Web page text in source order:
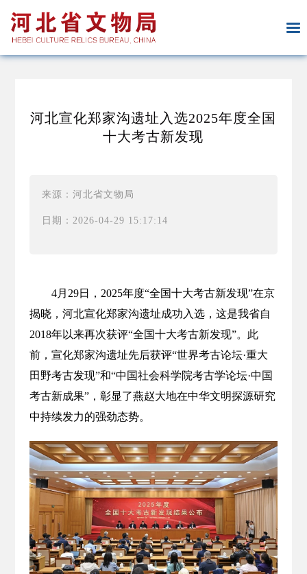
河北宣化郑家沟遗址入选2025年度全国
十大考古新发现
来源：河北省文物局
日期：2026-04-29 15:17:14
4月29日，2025年度“全国十大考古新发现”在京
揭晓，河北宣化郑家沟遗址成功入选，这是我省自
2018年以来再次获评“全国十大考古新发现”。此
前，宣化郑家沟遗址先后获评“世界考古论坛·重大
田野考古发现”和“中国社会科学院考古学论坛·中国
考古新成果”，彰显了燕赵大地在中华文明探源研究
中持续发力的强劲态势。